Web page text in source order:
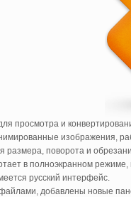
просмотра и
изображения,
поворота и
в полноэкранном
русский интерфейс.
добавлены новые